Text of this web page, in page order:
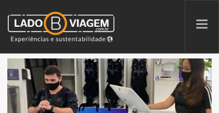
PROMOÇÕES
QUEM SOMOS
PARCERIAS